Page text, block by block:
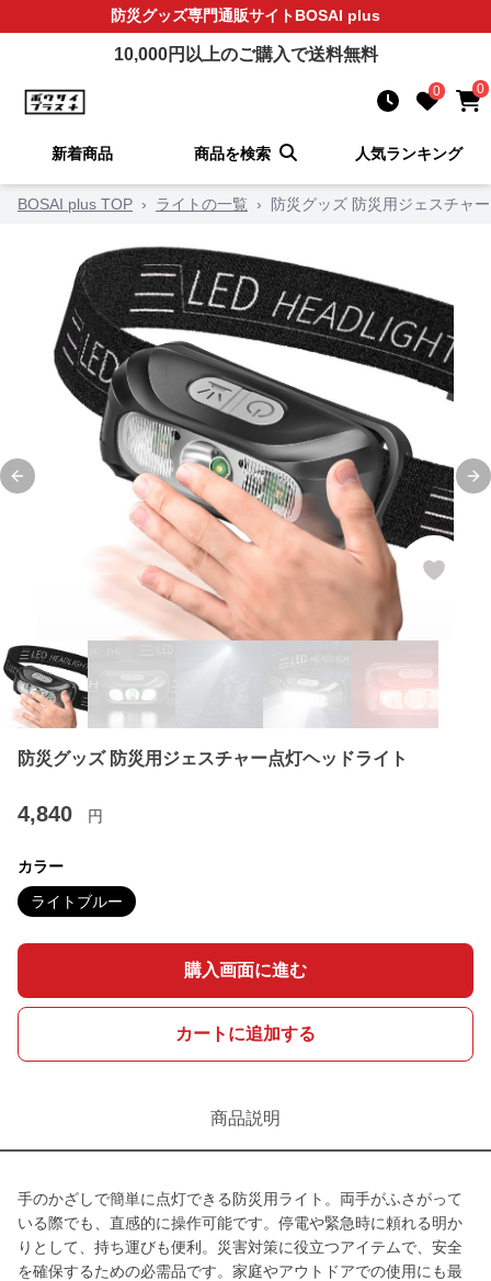
防災グッズ専門通販サイトBOSAI plus
10,000円以上のご購入で送料無料
0 0
新着商品 商品を検索 人気ランキング
BOSAI plus TOP › ライトの一覧 › 防災グッズ 防災用ジェスチャ
Previous slide
防災グッズ 防災用ジェスチャー点灯ヘッドライト
4,840 円
カラー
ライトブルー
購入画面に進む
カートに追加する
商品説明
手のかざしで簡単に点灯できる防災用ライト。両手がふさがって
いる際でも、直感的に操作可能です。停電や緊急時に頼れる明か
りとして、持ち運びも便利。災害対策に役立つアイテムで、安全
を確保するための必需品です。家庭やアウトドアでの使用にも最